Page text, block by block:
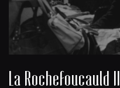
La Rochefoucauld II